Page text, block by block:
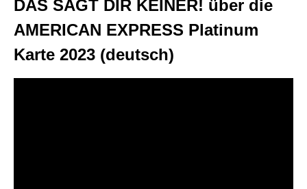
DAS SAGT DIR KEINER! über die
AMERICAN EXPRESS Platinum
Karte 2023 (deutsch)